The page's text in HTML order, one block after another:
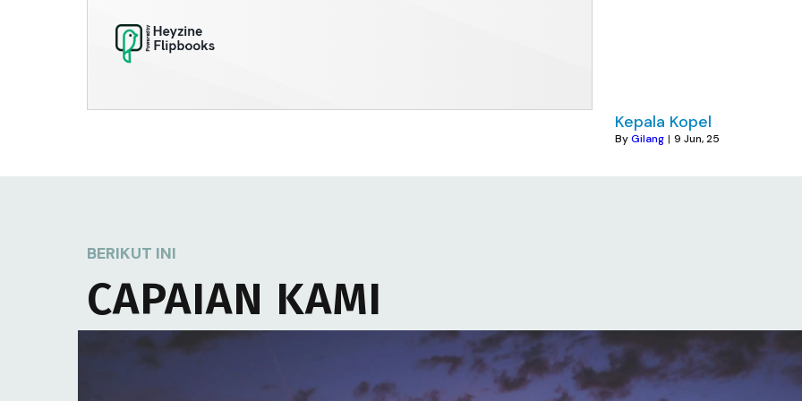
Kepala Kopel
ByGilang | 9 Jun, 25
BERIKUT INI
CAPAIAN KAMI